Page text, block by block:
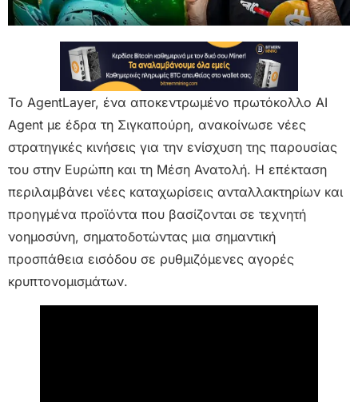
Το AgentLayer, ένα αποκεντρωμένο πρωτόκολλο AI
Agent με έδρα τη Σιγκαπούρη, ανακοίνωσε νέες
στρατηγικές κινήσεις για την ενίσχυση της παρουσίας
του στην Ευρώπη και τη Μέση Ανατολή. Η επέκταση
περιλαμβάνει νέες καταχωρίσεις ανταλλακτηρίων και
προηγμένα προϊόντα που βασίζονται σε τεχνητή
νοημοσύνη, σηματοδοτώντας μια σημαντική
προσπάθεια εισόδου σε ρυθμιζόμενες αγορές
κρυπτονομισμάτων.